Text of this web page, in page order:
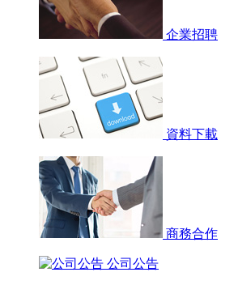
企業招聘
資料下載
商務合作
公司公告